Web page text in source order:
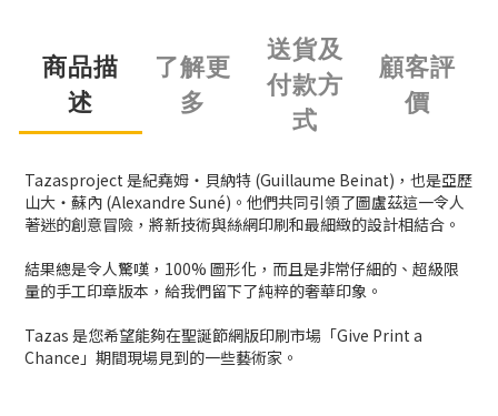
商品描
述
了解更
多
送貨及
付款方
式
顧客評
價
Tazasproject 是紀堯姆‧貝納特 (Guillaume Beinat)，也是亞歷
山大‧蘇內 (Alexandre Suné)。他們共同引領了圖盧茲這一令人
著迷的創意冒險，將新技術與絲網印刷和最細緻的設計相結合。
結果總是令人驚嘆，100% 圖形化，而且是非常仔細的、超級限
量的手工印章版本，給我們留下了純粹的奢華印象。
Tazas 是您希望能夠在聖誕節網版印刷市場「Give Print a
Chance」期間現場見到的一些藝術家。